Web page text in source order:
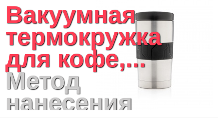
Вакуумная
термокружка
для кофе,...
Метод
нанесения